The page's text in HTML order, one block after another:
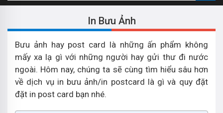
In Bưu Ảnh
Bưu ảnh hay post card là những ấn phẩm không
mấy xa lạ gì với những người hay gửi thư đi nước
ngoài. Hôm nay, chúng ta sẽ cùng tìm hiểu sâu hơn
về dịch vụ in bưu ảnh/in postcard là gì và quy đặt
đặt in post card bạn nhé.